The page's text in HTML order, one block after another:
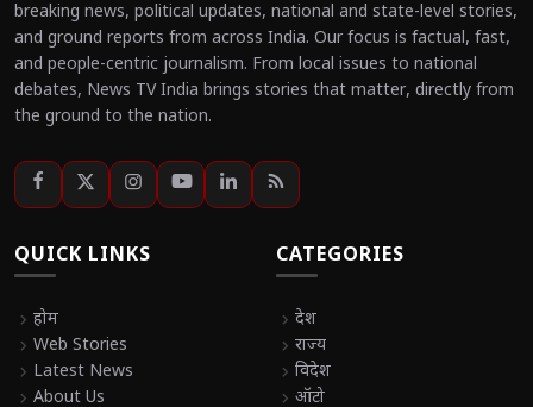
breaking news, political updates, national and state-level stories,
and ground reports from across India. Our focus is factual, fast,
and people-centric journalism. From local issues to national
debates, News TV India brings stories that matter, directly from
the ground to the nation.
QUICK LINKS
chevron_right होम
chevron_right Web Stories
chevron_right Latest News
chevron_right About Us
CATEGORIES
chevron_right देश
chevron_right राज्य
chevron_right विदेश
chevron_right ऑटो